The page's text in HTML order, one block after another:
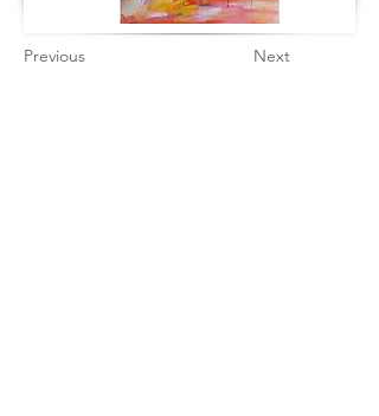
Previous Next